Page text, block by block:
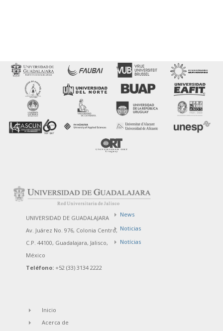
UNIVERSIDAD DE GUADALAJARA
Av. Juárez No. 976, Colonia Centro,
C.P. 44100, Guadalajara, Jalisco,
México
Teléfono: +52 (33) 3134 2222
News
Noticias
Notícias
Inicio
Acerca de